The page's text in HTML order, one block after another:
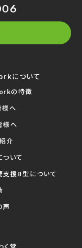
について
の特徴
様へ
様へ
介
いて
支援B型について
声